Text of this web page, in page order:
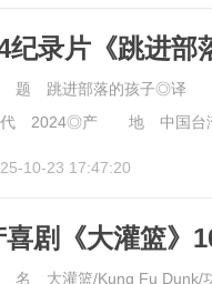
纪录片《跳进部
跳进部落的孩子◎译
2024◎产 地 中国台
10-23 17:47:20
喜剧《大灌篮》
大灌篮/Kung Fu